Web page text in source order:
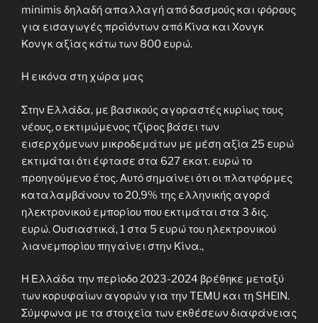
minimis δηλαδή απαλ­λαγή από δασμούς και φόρους
για εισα­γω­γές προϊόντων από Κίνα και Χονγκ
Κονγκ αξίας κάτω των 800 ευρώ.
Η εικόνα στη χώρα μας
Στην Ελλάδα, με βασικούς αγοραστές κυρίως τους
νέους, ο εκτιμώμενος τζίρος βάσει των
εισερχόμενων μικροδεμάτων με μέση αξία 25 ευρώ
εκτιμάται ότι έφτασε στα 627 εκατ. ευρώ το
προηγούμενο έτος. Αυτό σημαίνει ότι οι πλατφόρμες
καταλαμβάνουν το 20,9% της ελληνικής αγορά
ηλεκτρονικού εμπορίου που εκτιμάται στα 3 δις.
ευρώ. Ουσιαστικά, 1 στα 5 ευρώ του ηλεκτρονικού
λιανεμπορίου πηγαίνει στην Κίνα.,
Η Ελλάδα την περίοδο 2023-2024 βρέθηκε μεταξύ
των κορυφαίων αγορών για την TEMU και τη SHEIN.
Σύμ­φωνα με τα στοι­χεία των εκθέσεων δια­φάνειας